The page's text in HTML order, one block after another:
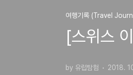
여행기록 (Travel
[스위스
by 유럽탐험 2018.